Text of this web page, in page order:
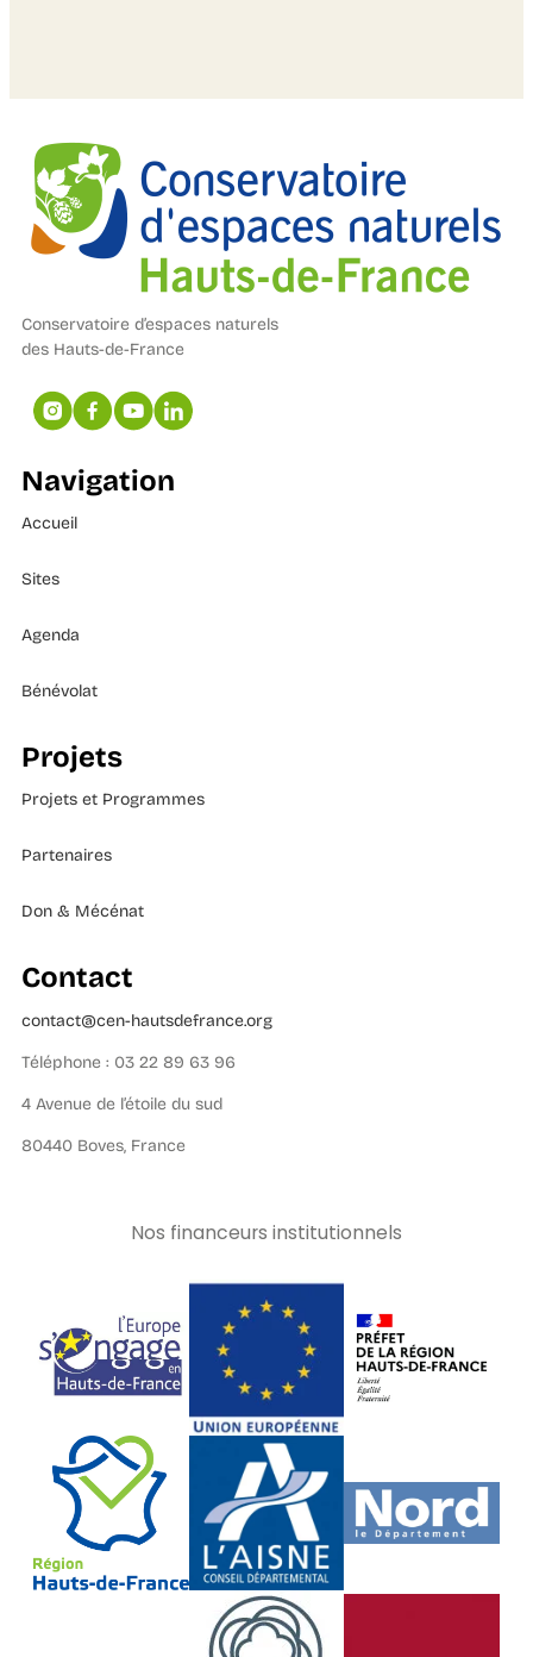
Conservatoire d’espaces naturels
des Hauts-de-France
Navigation
Accueil
Sites
Agenda
Bénévolat
Projets
Projets et Programmes
Partenaires
Don & Mécénat
Contact
contact@cen-hautsdefrance.org
Téléphone : 03 22 89 63 96
4 Avenue de l’étoile du sud
80440 Boves, France
Nos financeurs institutionnels